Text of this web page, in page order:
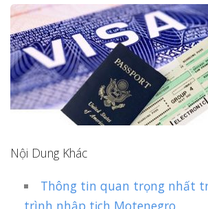
Nội Dung Khác
Thông tin quan trọng nhất
trình nhập tịch Motenegro